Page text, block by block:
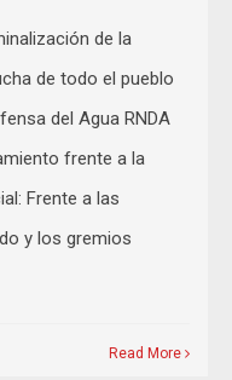
de la
de todo el pueblo
del Agua RNDA
frente a la
Frente a las
y los gremios
Read More